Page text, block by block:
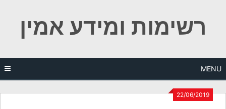
contentרשימות ומידע אמין
MENU
22/06/2019